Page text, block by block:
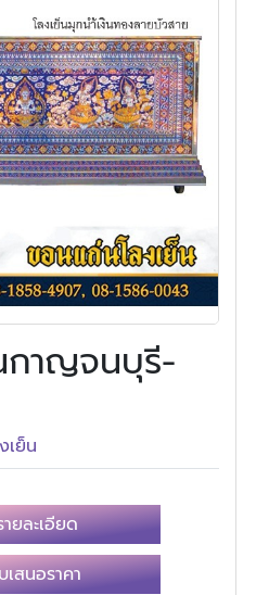
กาญจนบุรี-
เย็น
ยละเอียด
เสนอราคา